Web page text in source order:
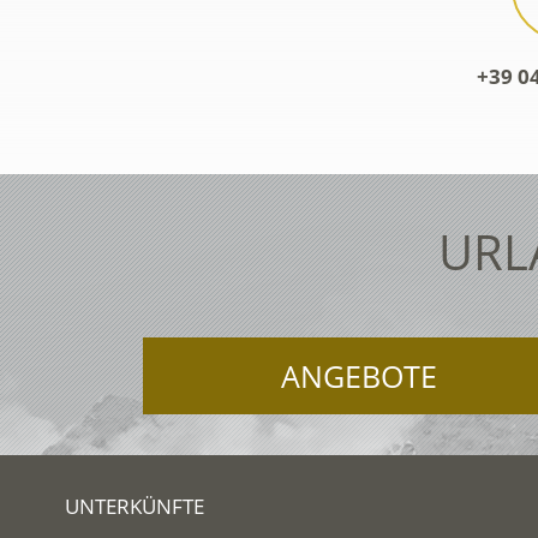
+39
ANGEBOTE
UNTERKÜNFTE